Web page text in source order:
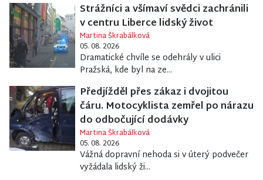
Strážníci a všímaví svědci zachránili
v centru Liberce lidský život
Martina Škrabálková
05. 08. 2026
Dramatické chvíle se odehrály v ulici
Pražská, kde byl na ze...
Předjížděl přes zákaz i dvojitou
čáru. Motocyklista zemřel po nárazu
do odbočující dodávky
Martina Škrabálková
05. 08. 2026
Vážná dopravní nehoda si v úterý podvečer
vyžádala lidský ži...